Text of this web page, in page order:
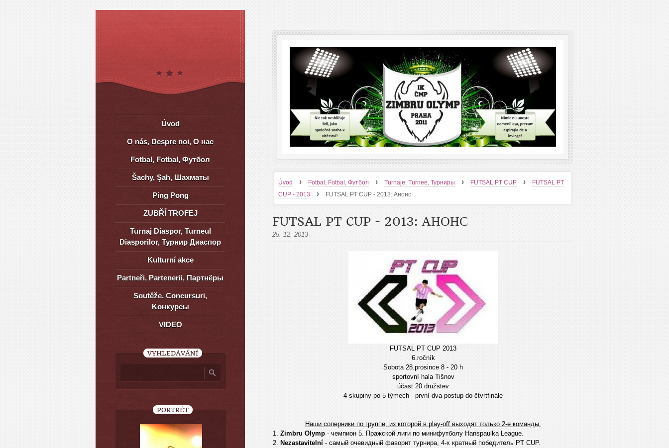
Úvod › Fotbal, Fotbal, Футбол › Turnaje, Turnee, Турниры › FUTSAL PT CUP ›
FUTSAL PT
CUP - 2013
› FUTSAL PT CUP - 2013: Анонс
FUTSAL PT CUP - 2013: АНОНС
25. 12. 2013
FUTSAL PT CUP 2013
6.ročník
Sobota 28.prosince 8 - 20 h
sportovní hala Tišnov
účast 20 družstev
4 skupiny po 5 týmech - první dva postup do čtvrtfinále
Наши соперники по группе, из которой в play-off выходят только 2-е команды:
1. Zimbru Olymp - чемпион 5. Пражской лиги по минифутболу Hanspaulka League.
2. Nezastavitelní - самый очевидный фаворит турнира, 4-х кратный победитель PT CUP.
Úvod
O nás, Despre noi, О нас
Fotbal, Fotbal, Футбол
Šachy, Șah, Шахматы
Ping Pong
ZUBŘÍ TROFEJ
Turnaj Diaspor, Turneul
Diasporilor, Турнир Диаспор
Kulturní akce
Partneři, Partenerii, Партнёры
Soutěže, Concursuri,
Kонкурсы
VIDEO
VYHLEDÁVÁNÍ
PORTRÉT